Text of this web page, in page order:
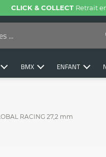
CLICK & COLLECT Retrait
BMX ENFANT
RACING 27,2 mm